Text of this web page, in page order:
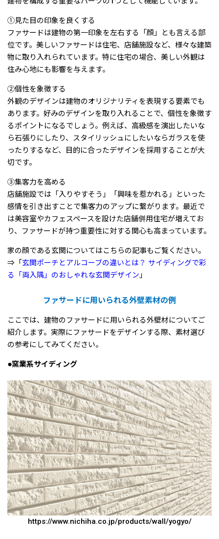
①見た目の印象を良くする
ファサードは建物の第一印象を左右する「顔」とも言える部
位です。美しいファサードは住宅、店舗施設など、様々な建築
物に取り入れられています。特に住宅の場合、美しい外観は
住み心地にも影響を与えます。
②個性を象徴する
外観のデザインは建物のオリジナリティを表現する要素でも
あります。好みのデザインを取り入れることで、個性を象徴す
るポイントになるでしょう。例えば、高級感を演出したいな
ら石張りにしたり、スタイリッシュにしたいならガラスを使
ったりするなど、目的に合ったデザインを採用することが大
切です。
③集客力を高める
店舗施設では「入りやすそう」「興味を惹かれる」といった
感情を引き出すことで集客力のアップに繋がります。最近で
は美容室やカフェスペースを設けた店舗併用住宅が増えてお
り、ファサードが持つ重要性に対する関心も高まっています。
家の顔である玄関についてはこちらの記事もご覧ください。
⇒「 玄関ポーチとアルコーブの違いとは？ サイディングで彩
る「両入隅」のおしゃれな玄関デザイン 」
ファサードに用いられる外壁素材の例
ここでは、建物のファサードに用いられる外壁材についてご
紹介します。実際にファサードをデザインする際、素材選び
の参考にしてみてください。
●窯業系サイディング
https://www.nichiha.co.jp/products/wall/yogyo/